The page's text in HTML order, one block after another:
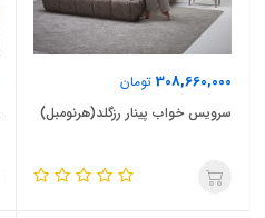
308,660,000 تومان
سرویس خواب پینار رزگلد(هرنومبل)